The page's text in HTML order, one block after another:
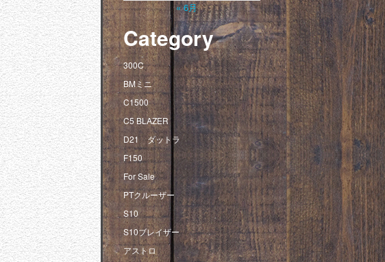
« 6月
Category
300C
BMミニ
C1500
C5 BLAZER
D21 ダットラ
F150
For Sale
PTクルーザー
S10
S10ブレイザー
アストロ